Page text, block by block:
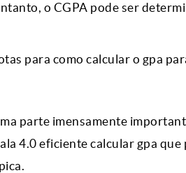
o CGPA pode ser
para como calcular o gpa
parte imensamente
4.0 eficiente calcular gpa